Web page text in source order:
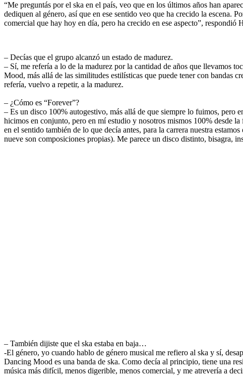
“Me preguntás por el ska en el país, veo que en los últimos años han
dediquen al género, así que en ese sentido veo que ha crecido la escena.
comercial que hay hoy en día, pero ha crecido en ese aspecto”, respondió
– Decías que el grupo alcanzó un estado de madurez.
– Sí, me refería a lo de la madurez por la cantidad de años que llevamos
Mood, más allá de las similitudes estilísticas que puede tener con bandas
refería, vuelvo a repetir, a la madurez.
– ¿Cómo es “Forever”?
– Es un disco 100% autogestivo, más allá de que siempre lo fuimos, pero
hicimos en conjunto, pero en mí estudio y nosotros mismos 100% desde
en el sentido también de lo que decía antes, para la carrera nuestra
nueve son composiciones propias). Me parece un disco distinto, bisagra,
– También dijiste que el ska estaba en baja…
-El género, yo cuando hablo de género musical me refiero al ska y sí,
Dancing Mood es una banda de ska. Como decía al principio, tiene una
música más difícil, menos digerible, menos comercial, y me atrevería a